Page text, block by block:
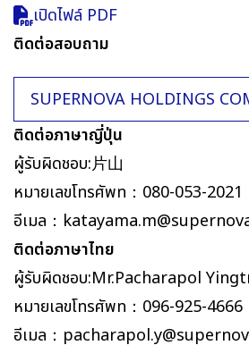
เปิดไฟล์ PDF
ติดต่อสอบถาม
SUPERNOVA HOLDINGS
ติดต่อภาษาญี่ปุ่น
ผู้รับผิดชอบ:片山
หมายเลขโทรศัพท： 080-053-2021
อีเมล：
ติดต่อภาษาไทย
ผู้รับผิดชอบ:Mr.Pacharapol
หมายเลขโทรศัพท： 096-925-4666
อีเมล：